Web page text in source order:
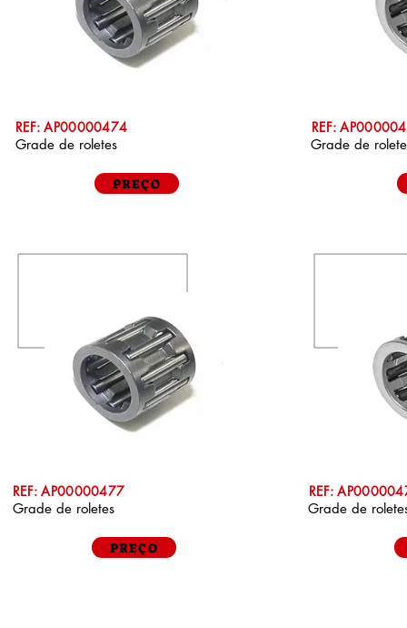
REF: AP00000474
Grade de roletes
PREÇO
REF:
Grade de
REF: AP00000477
Grade de roletes
PREÇO
REF:
Grade de